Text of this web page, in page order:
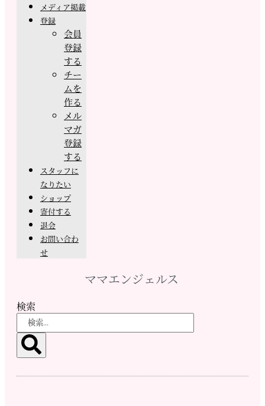
メディア掲載
登録
会員
登録
する
チー
ムを
作る
メル
マガ
登録
する
スタッフに
なりたい
ショップ
寄付する
退会
お問い合わ
せ
ママエンジェルス
検索